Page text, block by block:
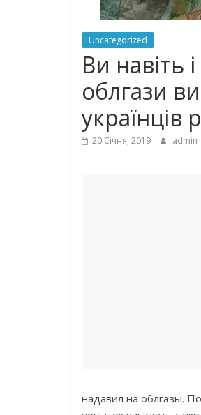
Uncategorized
Ви навіть
облгази
українців
20 Січня, 2019 admin
надавил на облгазы.